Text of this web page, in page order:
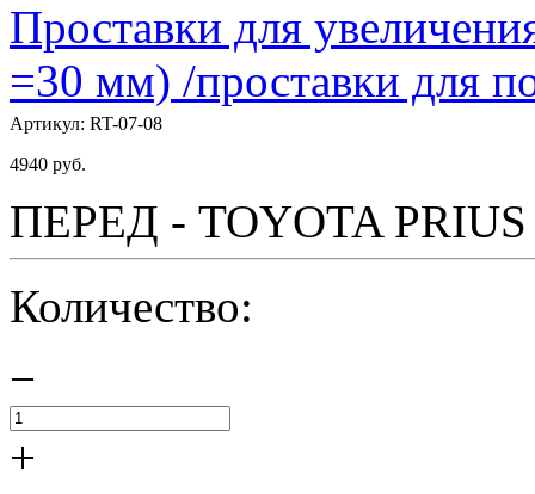
Проставки для
=30 мм) /проставки для
Артикул: RT-07-08
4940 руб.
ПЕРЕД - TOYOTA PRIUS
Количество:
−
+